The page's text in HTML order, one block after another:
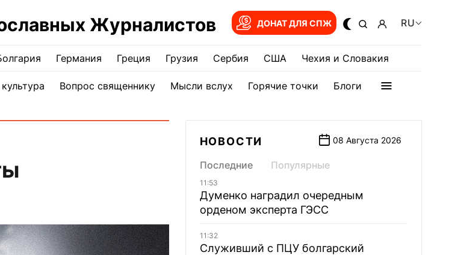
Журналистов ДОНАТ ДЛЯ СПЖ RU
Германия Греция Грузия Сербия США Чехия и Словакия
Вопрос священнику Мысли вслух Горячие точки Блоги
НОВОСТИ 08 Августа 2026
Последние Популярные
11:53
Думенко наградил очередным
орденом эксперта ГЭСС
11:32
Служивший с ПЦУ болгарский